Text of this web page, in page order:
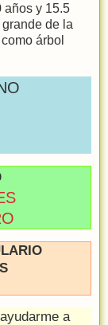
años y 15.5
de la
árbol
a